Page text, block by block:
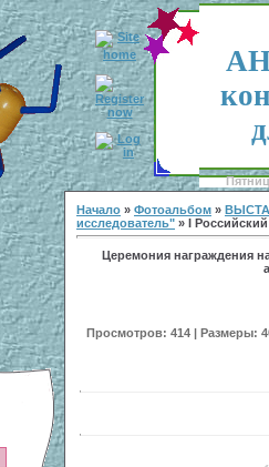
Начало » Фотоальбом »
исследователь" » I
Церемония награждения
Просмотров: 414 | Размеры: